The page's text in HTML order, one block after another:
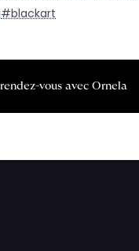
#blackart
rendez-vous avec Ornela